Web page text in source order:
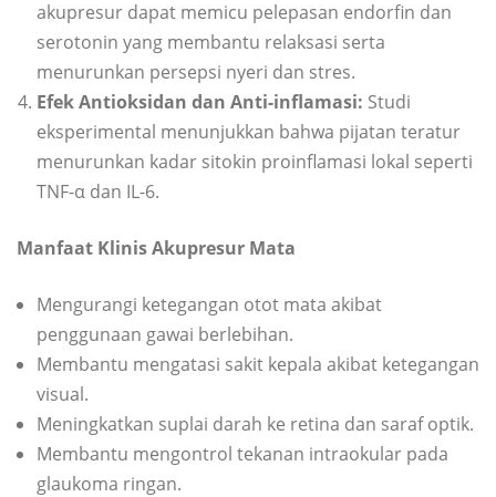
akupresur dapat memicu pelepasan endorfin dan
serotonin yang membantu relaksasi serta
menurunkan persepsi nyeri dan stres.
Efek Antioksidan dan Anti-inflamasi: Studi
eksperimental menunjukkan bahwa pijatan teratur
menurunkan kadar sitokin proinflamasi lokal seperti
TNF-α dan IL-6.
Manfaat Klinis Akupresur Mata
Mengurangi ketegangan otot mata akibat
penggunaan gawai berlebihan.
Membantu mengatasi sakit kepala akibat ketegangan
visual.
Meningkatkan suplai darah ke retina dan saraf optik.
Membantu mengontrol tekanan intraokular pada
glaukoma ringan.